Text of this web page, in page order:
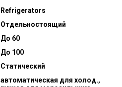
Refrigerators
Отдельностоящий
До 60
До 100
Статический
автоматическая для холод.,